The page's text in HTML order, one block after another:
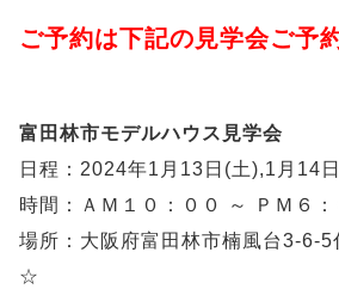
ご予約は下記の見学会ご予
富田林市モデルハウス見学会
日程：2024年1月13日(土),1月14
時間：ＡＭ１０：００ ～ ＰＭ６：
場所：大阪府富田林市楠風台3-6-5
☆